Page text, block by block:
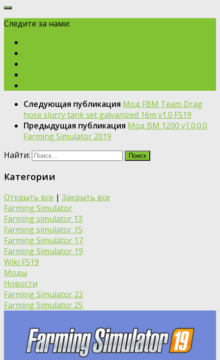
Следите за нами:
Следующая публикация Мод FBM Team Drag
hose slurry tank set galvanized 16m v1.0 FS19
Предыдущая публикация Moд BM 1200 v1.0.0.0
Farming Simulator 2019
Найти:
Категории
Открыть все | Закрыть все
Farming Simulator
Farming simulator 13
Farming simulator 15
Farming Simulator 17
Farming Simulator 19
Wiki FS19
Моды
Новости
Farming Simulator 22
Farming Simulator 25